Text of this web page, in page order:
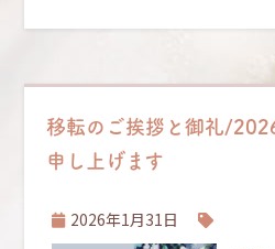
移転のご挨拶と御礼/
申し上げます
2026年1月31日